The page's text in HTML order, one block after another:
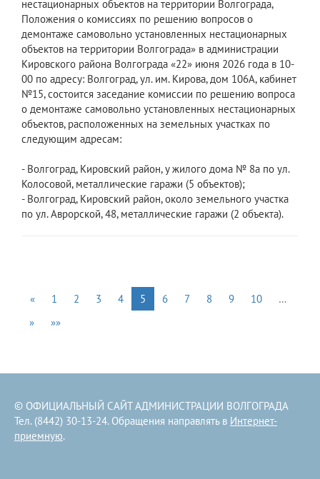
нестационарных объектов на территории Волгограда,
Положения о комиссиях по решению вопросов о
демонтаже самовольно установленных нестационарных
объектов на территории Волгограда» в администрации
Кировского района Волгограда «22» июня 2026 года в 10-
00 по адресу: Волгоград, ул. им. Кирова, дом 106А, кабинет
№15, состоится заседание комиссии по решению вопроса
о демонтаже самовольно установленных нестационарных
объектов, расположенных на земельных участках по
следующим адресам:
- Волгоград, Кировский район, у жилого дома № 8а по ул.
Колосовой, металлические гаражи (5 объектов);
- Волгоград, Кировский район, около земельного участка
по ул. Аврорской, 48, металлические гаражи (2 объекта).
« 1 2 3 4 5 6 7 8 9 10
…
»
»»
© ОФИЦИАЛЬНЫЙ САЙТ АДМИНИСТРАЦИИ ВОЛГОГРАДА
Тел. (8442) 30-13-24. Обращения направлять в Интернет-
приемную.